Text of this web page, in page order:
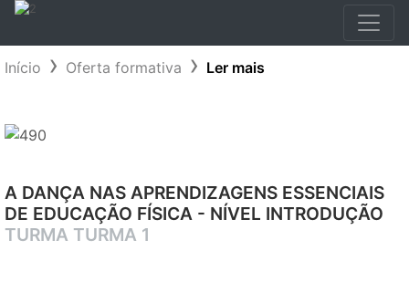
Início Oferta formativa Ler mais
A DANÇA NAS APRENDIZAGENS ESSENCIAIS
DE EDUCAÇÃO FÍSICA - NÍVEL INTRODUÇÃO
TURMA TURMA 1